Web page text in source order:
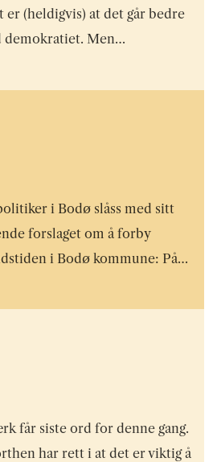
er (heldigvis) at det går bedre
demokratiet. Men…
i Bodø slåss med sitt
forslaget om å forby
i Bodø kommune: På…
får siste ord for denne gang.
har rett i at det er viktig å